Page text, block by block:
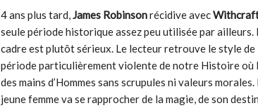
4 ans plus tard,James Robinsonrécidive avec
seule période historique assez peu utilisée par
cadre est plutôt sérieux. Le lecteur retrouve le style de
période particulièrement violente de notre Histoire où
des mains d’Hommes sans scrupules ni valeurs
jeune femme va se rapprocher de la magie, de son